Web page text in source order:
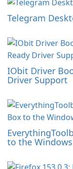
Telegram
IObit Driver
Driver Support
to the